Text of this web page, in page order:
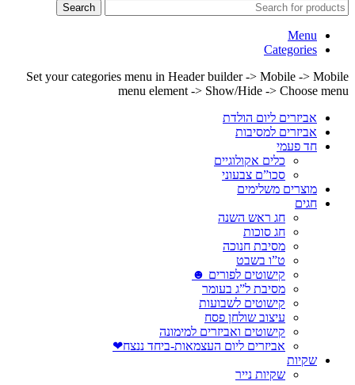
Search
Menu
Categories
Set your categories menu in Header builder -> Mobile -> Mobile
menu element -> Show/Hide -> Choose menu
אביזרים ליום הולדת
אביזרים למסיבות
חד פעמי
כלים אקולוגיים
סכו”ם צבעוני
מוצרים משלימים
חגים
חג ראש השנה
חג סוכות
מסיבת חנוכה
ט”ו בשבט
קישוטים לפורים ☻
מסיבת ל”ג בעומר
קישוטים לשבועות
עיצוב שולחן פסח
קישוטים ואביזרים למימונה
אביזרים ליום העצמאות-ביחד ננצח❤
שקיות
שקיות נייר